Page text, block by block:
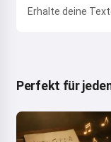
Erhalte deine
Perfekt für